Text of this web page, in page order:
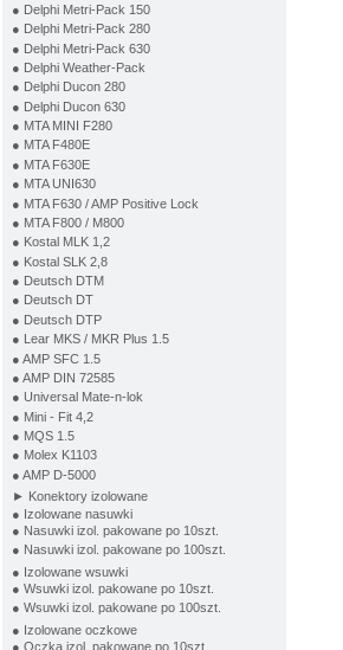
● Delphi Metri-Pack 150
● Delphi Metri-Pack 280
● Delphi Metri-Pack 630
● Delphi Weather-Pack
● Delphi Ducon 280
● Delphi Ducon 630
● MTA MINI F280
● MTA F480E
● MTA F630E
● MTA UNI630
● MTA F630 / AMP Positive Lock
● MTA F800 / M800
● Kostal MLK 1,2
● Kostal SLK 2,8
● Deutsch DTM
● Deutsch DT
● Deutsch DTP
● Lear MKS / MKR Plus 1.5
● AMP SFC 1.5
● AMP DIN 72585
● Universal Mate-n-lok
● Mini - Fit 4,2
● MQS 1.5
● Molex K1103
● AMP D-5000
► Konektory izolowane
● Izolowane nasuwki
● Nasuwki izol. pakowane po 10szt.
● Nasuwki izol. pakowane po 100szt.
● Izolowane wsuwki
● Wsuwki izol. pakowane po 10szt.
● Wsuwki izol. pakowane po 100szt.
● Izolowane oczkowe
● Oczka izol. pakowane po 10szt.